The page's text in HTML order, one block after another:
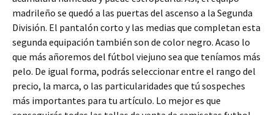
madrileño se quedó a las puertas del ascenso a la Segunda
División. El pantalón corto y las medias que completan esta
segunda equipación también son de color negro. Acaso lo
que más añoremos del fútbol viejuno sea que teníamos más
pelo. De igual forma, podrás seleccionar entre el rango del
precio, la marca, o las particularidades que tú sospeches
más importantes para tu artículo. Lo mejor es que